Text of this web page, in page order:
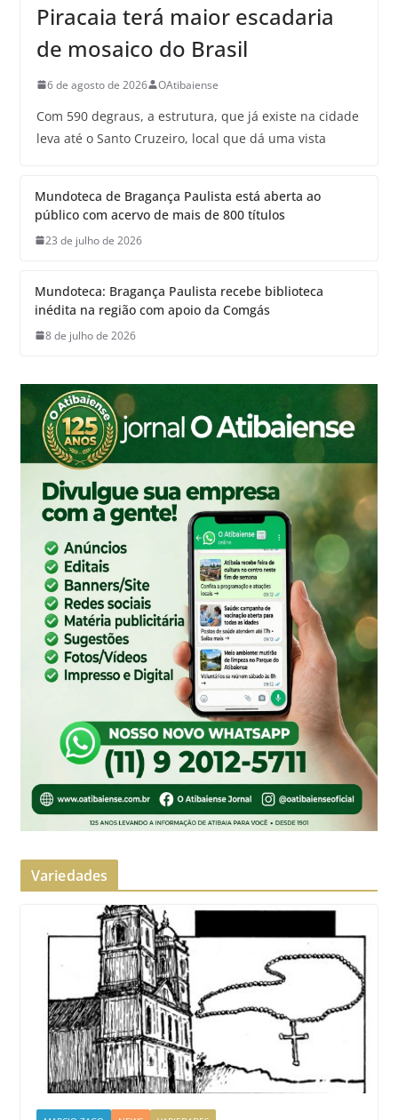
Piracaia terá maior escadaria
de mosaico do Brasil
6 de agosto de 2026 OAtibaiense
Com 590 degraus, a estrutura, que já existe na cidade
leva até o Santo Cruzeiro, local que dá uma vista
Mundoteca de Bragança Paulista está aberta ao
público com acervo de mais de 800 títulos
23 de julho de 2026
Mundoteca: Bragança Paulista recebe biblioteca
inédita na região com apoio da Comgás
8 de julho de 2026
Variedades